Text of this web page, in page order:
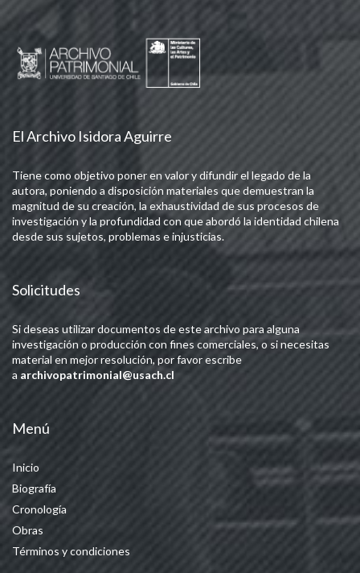
El Archivo Isidora Aguirre
Tiene como objetivo poner en valor y difundir el legado de la
autora, poniendo a disposición materiales que demuestran la
magnitud de su creación, la exhaustividad de sus procesos de
investigación y la profundidad con que abordó la identidad chilena
desde sus sujetos, problemas e injusticias.
Solicitudes
Si deseas utilizar documentos de este archivo para alguna
investigación o producción con fines comerciales, o si necesitas
material en mejor resolución, por favor escribe
a archivopatrimonial@usach.cl
Menú
Inicio
Biografía
Cronología
Obras
Términos y condiciones